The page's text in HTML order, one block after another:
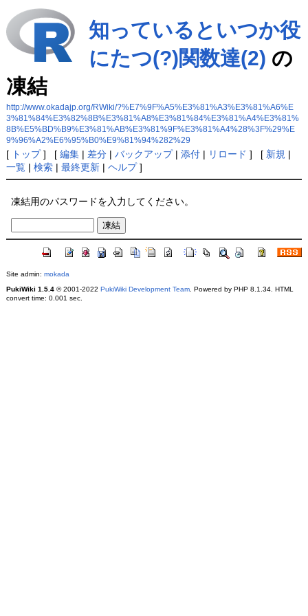
知っているといつか役
にたつ(?)関数達(2) の
凍結
http://www.okadajp.org/RWiki/?%E7%9F%A5%E3%81%A3%E3%81%A6%E
3%81%84%E3%82%8B%E3%81%A8%E3%81%84%E3%81%A4%E3%81%
8B%E5%BD%B9%E3%81%AB%E3%81%9F%E3%81%A4%28%3F%29%E
9%96%A2%E6%95%B0%E9%81%94%282%29
[ トップ] [ 編集| 差分| バックアップ| 添付| リロード ] [ 新規 |
一覧| 検索| 最終更新| ヘルプ]
凍結用のパスワードを入力してください。
Site admin: mokada
PukiWiki 1.5.4© 2001-2022 PukiWiki Development Team. Powered by PHP 8.1.34. HTML
convert time: 0.001 sec.